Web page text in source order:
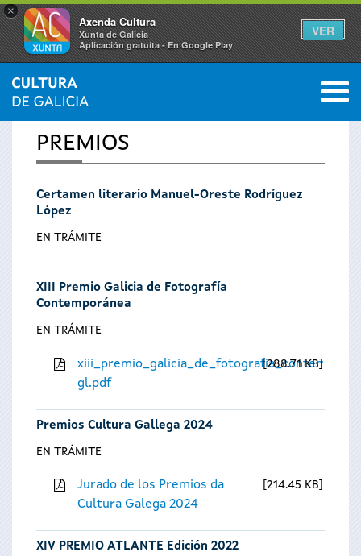
×
Axenda Cultura
Xunta de Galicia
Aplicación gratuíta - En Google Play
VER
Se
encuentra
usted
aquí
INICIO 0
PREMIOS
Certamen literario Manuel-Oreste Rodríguez
López
EN TRÁMITE
XIII Premio Galicia de Fotografía
Contemporánea
EN TRÁMITE
gl.pdf
288.71 KB
Premios Cultura Gallega 2024
EN TRÁMITE
Jurado de los Premios da
Cultura Galega 2024
214.45 KB
XIV PREMIO ATLANTE Edición 2022